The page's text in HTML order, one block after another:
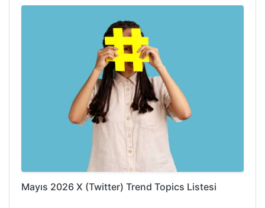
Mayıs 2026 X (Twitter) Trend Topics Listesi